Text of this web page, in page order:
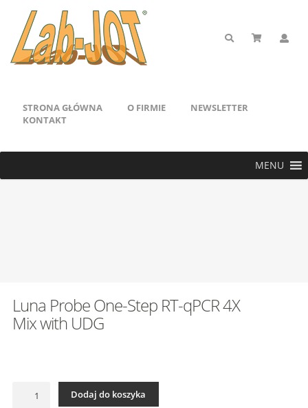
STRONA GŁÓWNA O FIRMIE
NEWSLETTER
KONTAKT
MENU
Luna Probe One-Step RT-qPCR 4X
Mix with UDG
Dodaj do koszyka